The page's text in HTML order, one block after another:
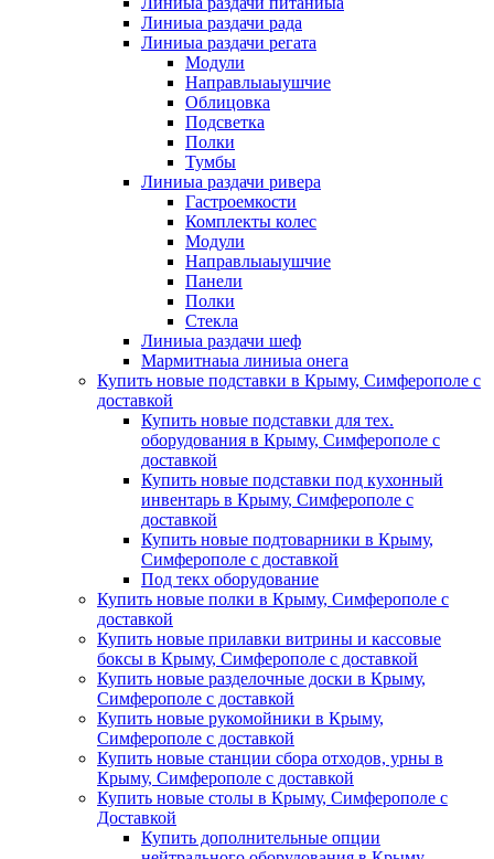
Линиыа раздачи рада
Линиыа раздачи регата
Модули
Направлыаыушчие
Облицовка
Подсветка
Полки
Тумбы
Линиыа раздачи ривера
Гастроемкости
Комплекты колес
Модули
Направлыаыушчие
Панели
Полки
Стекла
Линиыа раздачи шеф
Мармитнаыа линиыа онега
Купить новые подставки в Крыму, Симферополе с
доставкой
Купить новые подставки для тех.
оборудования в Крыму, Симферополе с
доставкой
Купить новые подставки под кухонный
инвентарь в Крыму, Симферополе с
доставкой
Купить новые подтоварники в Крыму,
Симферополе с доставкой
Под текх оборудование
Купить новые полки в Крыму, Симферополе с
доставкой
Купить новые прилавки витрины и кассовые
боксы в Крыму, Симферополе с доставкой
Купить новые разделочные доски в Крыму,
Симферополе с доставкой
Купить новые рукомойники в Крыму,
Симферополе с доставкой
Купить новые станции сбора отходов, урны в
Крыму, Симферополе с доставкой
Купить новые столы в Крыму, Симферополе с
Доставкой
Купить дополнительные опции